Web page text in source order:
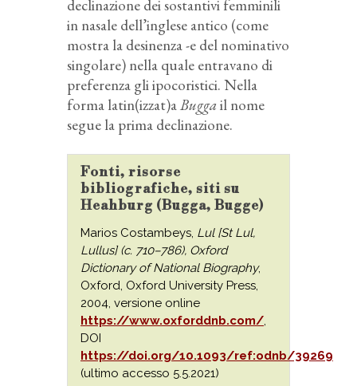
declinazione dei sostantivi femminili
in nasale dell’inglese antico (come
mostra la desinenza -e del nominativo
singolare) nella quale entravano di
preferenza gli ipocoristici. Nella
forma latin(izzat)aBuggail nome
segue la prima declinazione.
Fonti, risorse
bibliografiche, siti su
Heahburg (Bugga, Bugge)
Marios Costambeys, Lul [St Lul,
Lullus] (c. 710–786), Oxford
Dictionary of National Biography,
Oxford, Oxford University Press,
2004, versione online
https://www.oxforddnb.com/
DOI
https://doi.org/10.1093/ref:odnb/39269
(ultimo accesso 5.5.2021)